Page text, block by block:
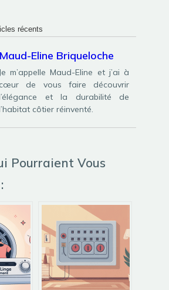
récents
Maud-Eline Briqueloche
Je m’appelle Maud-Eline et j’ai à
cœur de vous faire découvrir
et la durabilité de
côtier réinventé.
Pourraient Vous